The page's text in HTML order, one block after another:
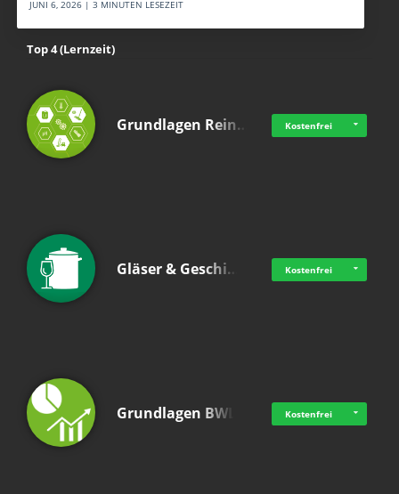
JUNI 6, 2026 | 3 MINUTEN LESEZEIT
Top 4 (Lernzeit)
Grundlagen Rein… Kostenfrei
Gläser & Geschi… Kostenfrei
Grundlagen BWL Kostenfrei